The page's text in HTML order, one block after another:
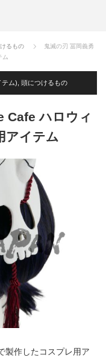
るもの
鬼滅の刃 冨岡義勇
ム
テム) 頭につけるもの
Cafe ハロウィ
アイテム
製作したコスプレ用ア